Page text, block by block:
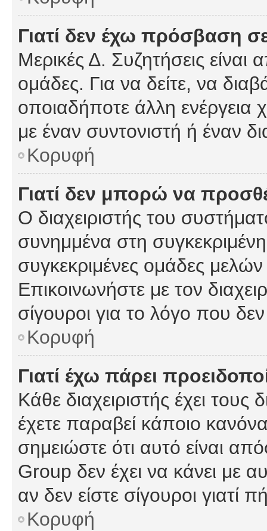
Γιατί δεν έχω πρόσβαση
Μερικές Δ. Συζητήσεις είναι
ομάδες. Για να δείτε, να
οποιαδήποτε άλλη ενέργεια
με έναν συντονιστή ή έναν
Κορυφή
Γιατί δεν μπορώ να
Ο διαχειριστής του
συνημμένα στη
συγκεκριμένες ομάδες
Επικοινωνήστε με τον
σίγουροι για το λόγο που
Κορυφή
Γιατί έχω πάρει
Κάθε διαχειριστής έχει
έχετε παραβεί κάποιο
σημειώστε ότι αυτό είναι
Group δεν έχει να κάνει με
αν δεν είστε σίγουροι γιατί
Κορυφή